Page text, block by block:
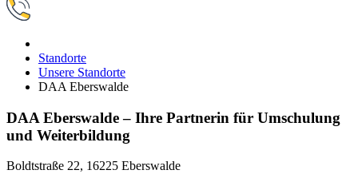
Standorte
Unsere Standorte
DAA Eberswalde
DAA Eberswalde – Ihre Partnerin für Umschulung
und Weiterbildung
Boldtstraße 22, 16225 Eberswalde